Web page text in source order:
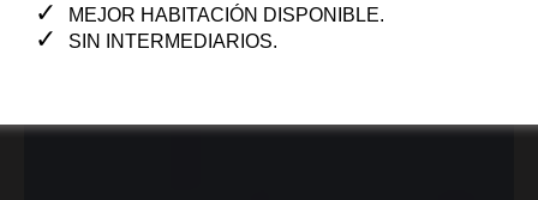
MEJOR HABITACIÓN DISPONIBLE.
SIN INTERMEDIARIOS.